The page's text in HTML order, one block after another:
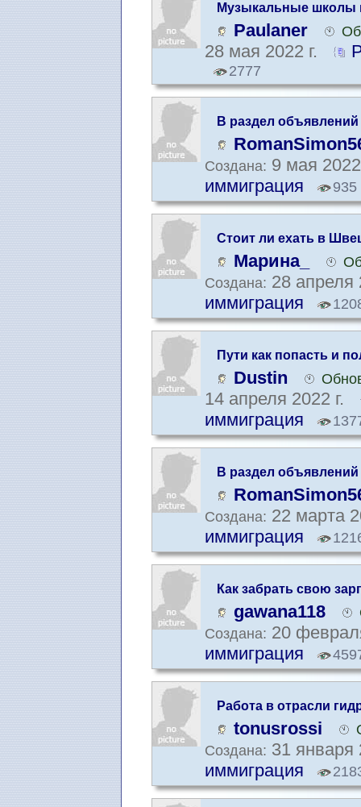
Музыкальные школы
Paulaner
28 мая 2022 г.
2777
В раздел объявлений
Создана: 9 мая
иммиграция
935
Стоит ли ехать в
Марина_
Создана: 28 апреля
иммиграция
Пути как попасть и
Dustin
14 апреля 2022 г.
иммиграция
В раздел объявлений
Создана: 22 марта
иммиграция
Как забрать свою
gawana118
Создана: 20
иммиграция
Работа в отрасли
tonusrossi
Создана: 31 января
иммиграция